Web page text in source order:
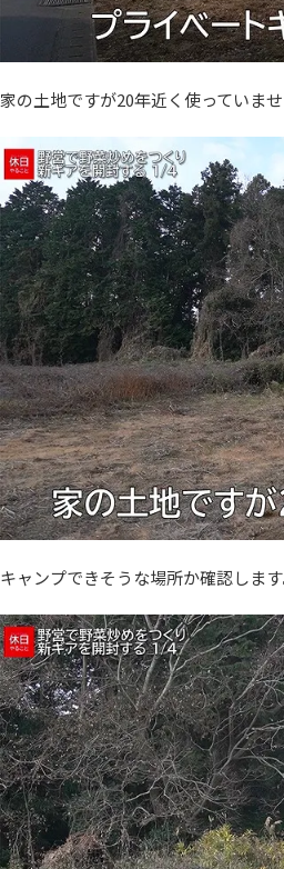
家の土地ですが20年近く使っていま
キャンプできそうな場所か確認しま